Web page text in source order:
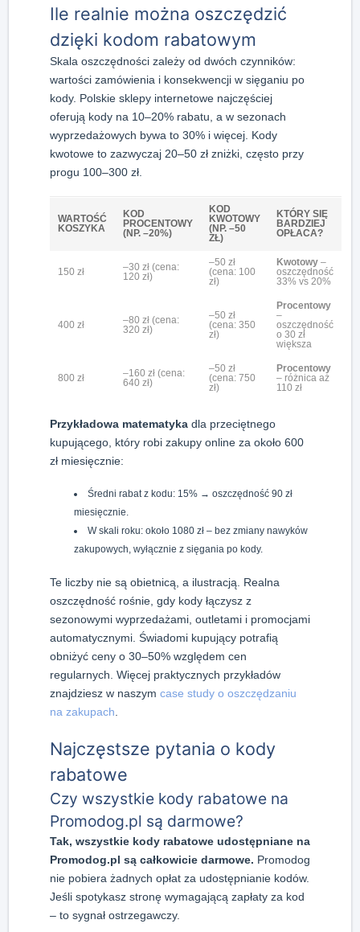
Ile realnie można oszczędzić
dzięki kodom rabatowym
Skala oszczędności zależy od dwóch czynników:
wartości zamówienia i konsekwencji w sięganiu po
kody. Polskie sklepy internetowe najczęściej
oferują kody na 10–20% rabatu, a w sezonach
wyprzedażowych bywa to 30% i więcej. Kody
kwotowe to zazwyczaj 20–50 zł zniżki, często przy
progu 100–300 zł.
WARTOŚĆ
KOSZYKA
KOD
PROCENTOWY
(NP. –20%)
KOD
KWOTOWY
(NP. –50
ZŁ)
KTÓRY SIĘ
BARDZIEJ
OPŁACA?
150 zł
–30 zł (cena:
120 zł)
–50 zł
(cena: 100
zł)
Kwotowy –
oszczędność
33% vs 20%
400 zł
–80 zł (cena:
320 zł)
–50 zł
(cena: 350
zł)
Procentowy
–
oszczędność
o 30 zł
większa
800 zł
–160 zł (cena:
640 zł)
–50 zł
(cena: 750
zł)
Procentowy
– różnica aż
110 zł
Przykładowa matematyka dla przeciętnego
kupującego, który robi zakupy online za około 600
zł miesięcznie:
Średni rabat z kodu: 15% → oszczędność 90 zł
miesięcznie.
W skali roku: około 1080 zł – bez zmiany nawyków
zakupowych, wyłącznie z sięgania po kody.
Te liczby nie są obietnicą, a ilustracją. Realna
oszczędność rośnie, gdy kody łączysz z
sezonowymi wyprzedażami, outletami i promocjami
automatycznymi. Świadomi kupujący potrafią
obniżyć ceny o 30–50% względem cen
regularnych. Więcej praktycznych przykładów
znajdziesz w naszym case study o oszczędzaniu
na zakupach
Najczęstsze pytania o kody
rabatowe
Czy wszystkie kody rabatowe na
Promodog.pl są darmowe?
Tak, wszystkie kody rabatowe udostępniane na
Promodog.pl są całkowicie darmowe. Promodog
nie pobiera żadnych opłat za udostępnianie kodów.
Jeśli spotykasz stronę wymagającą zapłaty za kod
– to sygnał ostrzegawczy.